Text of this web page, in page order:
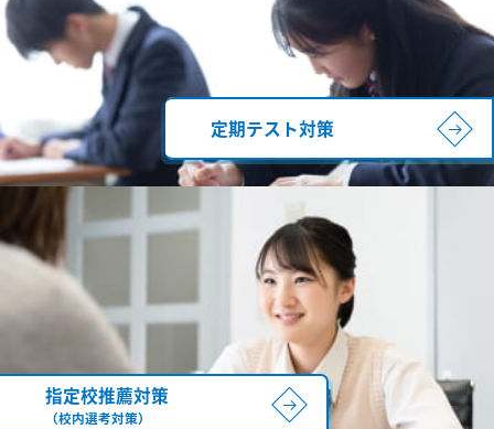
定期テスト対策
指定校推薦対策
（校内選考対策）